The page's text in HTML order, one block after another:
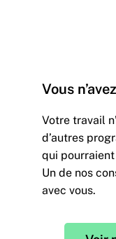
Vous
Votre travail
d’autres
qui
Un de nos
avec vous.